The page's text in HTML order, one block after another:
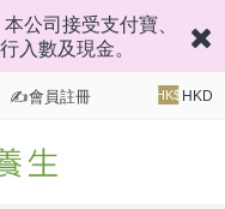
公司接受支付寶、
入數及現金。
HK$ HKD
✍會員註冊